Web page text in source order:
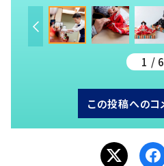
1 / 6
この投稿へのコ